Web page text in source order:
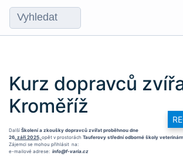
Kurz dopravců
Kroměříž
Další Školení a zkoušky dopravců zvířat proběhnou dne
26. září 2025, opět v prostorách Tauferovy střední odborné školy
Zájemci se mohou přihlásit na:
e-mailové adrese: info@f-varia.cz